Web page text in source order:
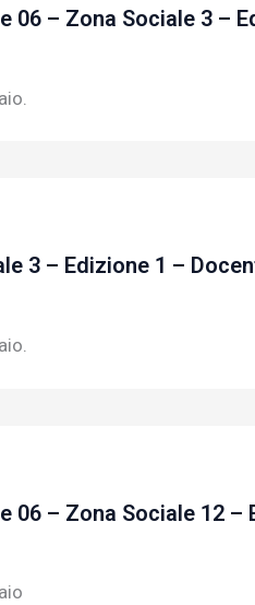
06 – Zona Sociale 3 –
3 – Edizione 1 –
06 – Zona Sociale 12 –